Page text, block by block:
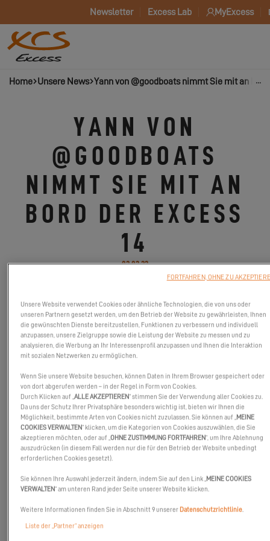
Newsletter Excess Lab MyExcess
Home Unsere News Yann von @goodboats nimmt Sie mit an Bord
YANN VON
@GOODBOATS
NIMMT SIE MIT AN
BORD DER EXCESS
14
02.03.23
Yann(@goodboats)ist ein YouTuber, der sich auf den
Unsere Website verwendet Cookies oder ähnliche Technologien, die von uns oder
unseren Partnern gesetzt werden, um den Betrieb der Website zu gewährleisten, Ihnen
die gewünschten Dienste bereitzustellen, Funktionen zu verbessern und individuell
anzupassen, unsere Zielgruppe sowie die Leistung der Website zu messen und zu
analysieren, die Werbung an Ihr Interessenprofil anzupassen und Ihnen die Interaktion
mit sozialen Netzwerken zu ermöglichen.
Wenn Sie unsere Website besuchen, können Daten in Ihrem Browser gespeichert oder
von dort abgerufen werden – in der Regel in Form von Cookies.
Durch Klicken auf „ALLE AKZEPTIEREN“ stimmen Sie der Verwendung aller Cookies zu.
Da uns der Schutz Ihrer Privatsphäre besonders wichtig ist, bieten wir Ihnen die
Möglichkeit, bestimmte Arten von Cookies nicht zuzulassen. Sie können auf „MEINE
COOKIES VERWALTEN“ klicken, um die Kategorien von Cookies auszuwählen, die Sie
akzeptieren möchten, oder auf „OHNE ZUSTIMMUNG FORTFAHREN“, um Ihre Ablehnung
auszudrücken (in diesem Fall werden nur die für den Betrieb der Website unbedingt
erforderlichen Cookies gesetzt).
Sie können Ihre Auswahl jederzeit ändern, indem Sie auf den Link „MEINE COOKIES
VERWALTEN“ am unteren Rand jeder Seite unserer Website klicken.
Weitere Informationen finden Sie in Abschnitt 9 unserer Datenschutzrichtlinie.
Liste der „Partner“ anzeigen
FORTFAHREN, OHNE ZU